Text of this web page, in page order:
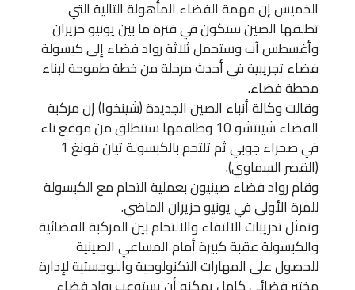
الخميس إن مهمة الفضاء المأهولة التالية التي
تطلقها الصين ستكون في فترة ما بين يونيو حزيران
وأغسطس آب وستحمل ثلاثة رواد فضاء إلى كبسولة
فضاء تجريبية في أحدث مرحلة من خطة طموحة لبناء
محطة فضاء.
وقالت وكالة أنباء الصين الجديدة (شينخوا) إن مركبة
الفضاء شينتشو 10 وطاقمها ستنطلق من موقع ناء
في صحراء جوبي ثم تلتحم بالكبسولة تيان قونغ 1
(القصر السماوي).
وقام رواد فضاء صينيون بعملية التحام مع الكبسولة
للمرة الأولى في يونيو حزيران الماضي.
وتمثل تدريبات الالتقاء والالتحام بين المركبة الفضائية
والكبسولة عقبة كبيرة أمام المساعي الصينية
للحصول على المهارات التكنولوجية واللوجستية لإدارة